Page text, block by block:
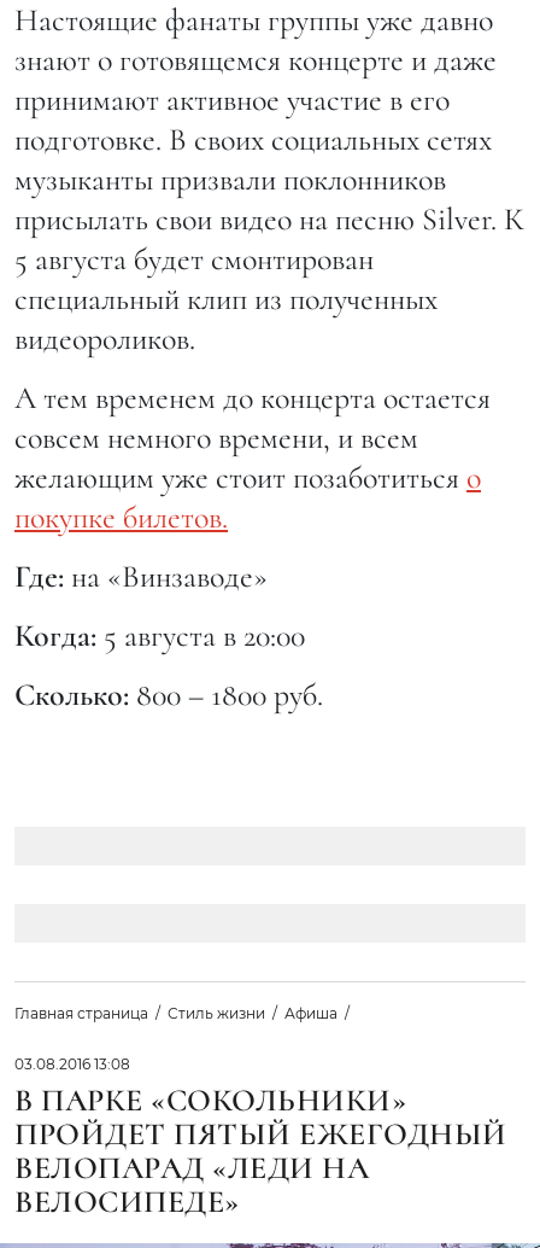
Настоящие фанаты группы уже давно
знают о готовящемся концерте и даже
принимают активное участие в его
подготовке. В своих социальных сетях
музыканты призвали поклонников
присылать свои видео на песню Silver. К
5 августа будет смонтирован
специальный клип из полученных
видеороликов.
А тем временем до концерта остается
совсем немного времени, и всем
желающим уже стоит позаботиться о
покупке билетов.
Где: на «Винзаводе»
Когда: 5 августа в 20:00
Сколько: 800 – 1800 руб.
Главная страница Стиль жизни Афиша
03.08.2016 13:08
В ПАРКЕ «СОКОЛЬНИКИ»
ПРОЙДЕТ ПЯТЫЙ ЕЖЕГОДНЫЙ
ВЕЛОПАРАД «ЛЕДИ НА
ВЕЛОСИПЕДЕ»